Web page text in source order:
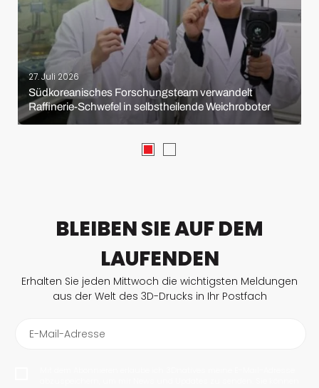
27. Juli 2026
Südkoreanisches Forschungsteam verwandelt
Raffinerie-Schwefel in selbstheilende Weichroboter
BLEIBEN SIE AUF DEM
LAUFENDEN
Erhalten Sie jeden Mittwoch die wichtigsten Meldungen
aus der Welt des 3D-Drucks in Ihr Postfach
E-Mail-Adresse